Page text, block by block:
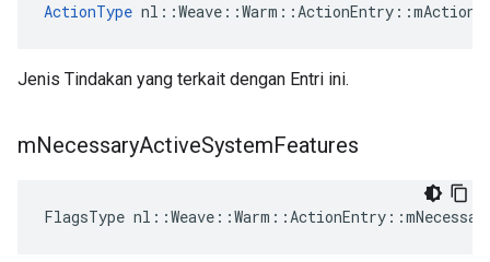
ActionType
Jenis Tindakan yang terkait dengan Entri ini.
mNecessaryActiveSystemFeatures
FlagsType